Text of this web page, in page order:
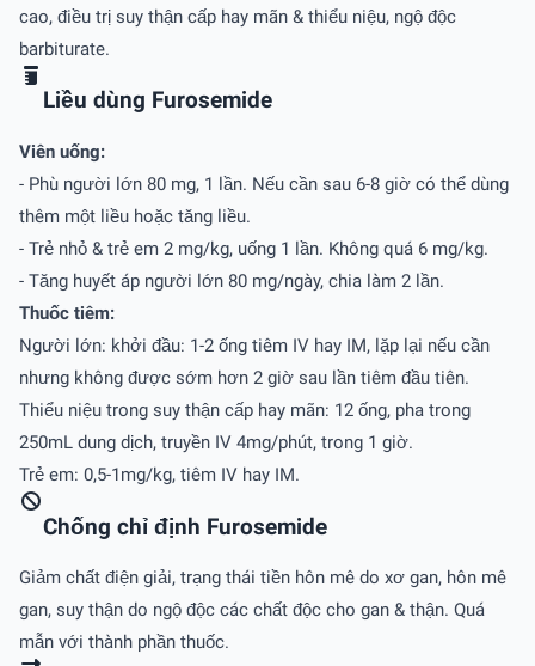
cao, điều trị suy thận cấp hay mãn & thiểu niệu, ngộ độc
barbiturate.
Liều dùng Furosemide
Viên uống:
- Phù người lớn 80 mg, 1 lần. Nếu cần sau 6-8 giờ có thể dùng
thêm một liều hoặc tăng liều.
- Trẻ nhỏ & trẻ em 2 mg/kg, uống 1 lần. Không quá 6 mg/kg.
- Tăng huyết áp người lớn 80 mg/ngày, chia làm 2 lần.
Thuốc tiêm:
Người lớn: khởi đầu: 1-2 ống tiêm IV hay IM, lặp lại nếu cần
nhưng không được sớm hơn 2 giờ sau lần tiêm đầu tiên.
Thiểu niệu trong suy thận cấp hay mãn: 12 ống, pha trong
250mL dung dịch, truyền IV 4mg/phút, trong 1 giờ.
Trẻ em: 0,5-1mg/kg, tiêm IV hay IM.
Chống chỉ định Furosemide
Giảm chất điện giải, trạng thái tiền hôn mê do xơ gan, hôn mê
gan, suy thận do ngộ độc các chất độc cho gan & thận. Quá
mẫn với thành phần thuốc.